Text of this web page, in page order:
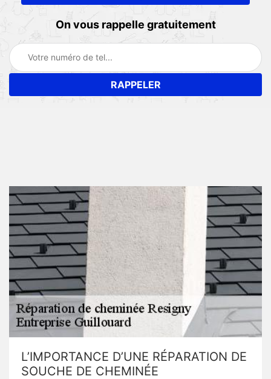
On vous rappelle gratuitement
L’IMPORTANCE D’UNE RÉPARATION DE
SOUCHE DE CHEMINÉE